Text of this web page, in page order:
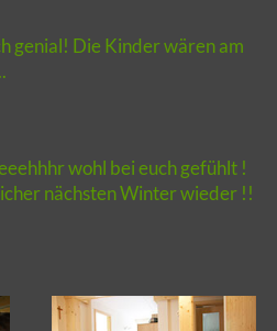
genial! Die Kinder wären am
wohl bei euch gefühlt !
nächsten Winter wieder !!